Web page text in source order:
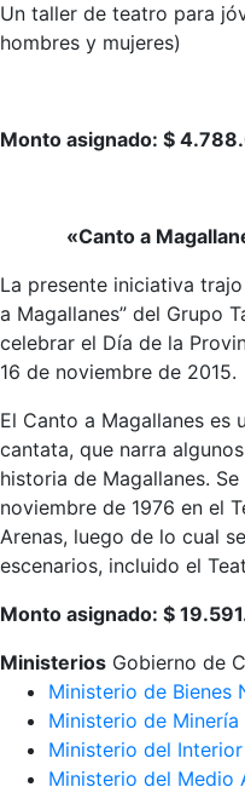
Un taller de teatro para
hombres y mujeres)
Monto asignado: $
«Canto a
La presente iniciativa
a Magallanes” del Grupo
celebrar el Día de la
16 de noviembre de 2015.
El Canto a Magallanes es
cantata, que narra
historia de Magallanes.
noviembre de 1976 en el
Arenas, luego de lo cual
escenarios, incluido el
Monto asignado: $
Ministerios Gobierno de
Ministerio de Bienes
Ministerio de Minería
Ministerio del
Ministerio del Medio